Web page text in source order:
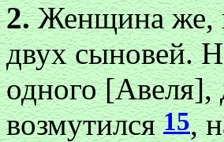
2.Женщина же,
двух сыновей.
одного [Авеля],
возмутился15,